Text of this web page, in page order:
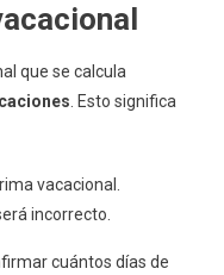
que se calcula
. Esto significa
vacacional.
incorrecto.
cuántos días de